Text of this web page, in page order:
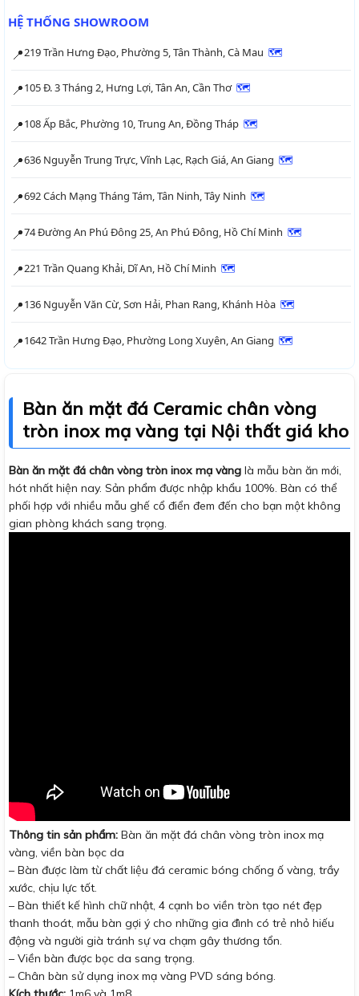
HỆ THỐNG SHOWROOM
📍219 Trần Hưng Đạo, Phường 5, Tân Thành, Cà Mau 🗺
📍105 Đ. 3 Tháng 2, Hưng Lợi, Tân An, Cần Thơ 🗺
📍108 Ấp Bắc, Phường 10, Trung An, Đồng Tháp 🗺
📍636 Nguyễn Trung Trực, Vĩnh Lạc, Rạch Giá, An Giang 🗺
📍692 Cách Mạng Tháng Tám, Tân Ninh, Tây Ninh 🗺
📍74 Đường An Phú Đông 25, An Phú Đông, Hồ Chí Minh 🗺
📍221 Trần Quang Khải, Dĩ An, Hồ Chí Minh 🗺
📍136 Nguyễn Văn Cừ, Sơn Hải, Phan Rang, Khánh Hòa 🗺
📍1642 Trần Hưng Đạo, Phường Long Xuyên, An Giang 🗺
Bàn ăn mặt đá Ceramic chân vòng
tròn inox mạ vàng tại Nội thất giá kho
Bàn ăn mặt đá chân vòng tròn inox mạ vàng là mẫu bàn ăn mới,
hót nhất hiện nay. Sản phẩm được nhập khẩu 100%. Bàn có thể
phối hợp với nhiều mẫu ghế cổ điển đem đến cho bạn một không
gian phòng khách sang trọng.
Thông tin sản phẩm: Bàn ăn mặt đá chân vòng tròn inox mạ
vàng, viền bàn bọc da
– Bàn được làm từ chất liệu đá ceramic bóng chống ố vàng, trầy
xước, chịu lực tốt.
– Bàn thiết kế hình chữ nhật, 4 cạnh bo viền tròn tạo nét đẹp
thanh thoát, mẫu bàn gợi ý cho những gia đình có trẻ nhỏ hiếu
động và người già tránh sự va chạm gây thương tổn.
– Viền bàn được bọc da sang trọng.
– Chân bàn sử dụng inox mạ vàng PVD sáng bóng.